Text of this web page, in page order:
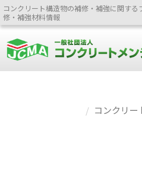
コンクリート構造物の補修・補強に関す
修・補強材料情報
コンクリ